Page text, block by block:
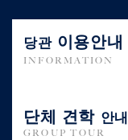
당관이용안내
INFORMATION
단체 견학 안내
GROUP TOUR